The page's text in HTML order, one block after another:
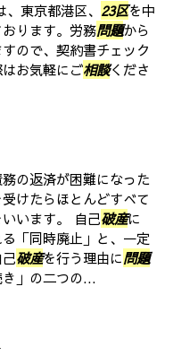
東京都港区、 23区を中
ります。労務問題から
ので、契約書チェック
お気軽にご相談くださ
の返済が困難になった
けたらほとんどすべて
います。 自己破産に
「同時廃止」と、一定
破産を行う理由に問題
」の二つの...